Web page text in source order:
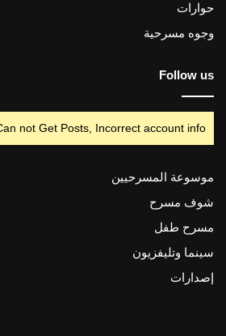
حوارات
وجوه مسرحية
Follow us
not Get Posts, Incorrect account info.
موسوعة المسرحيين
شوف مسرح
مسرح طفل
سينما وتليفزيون
إصدارات